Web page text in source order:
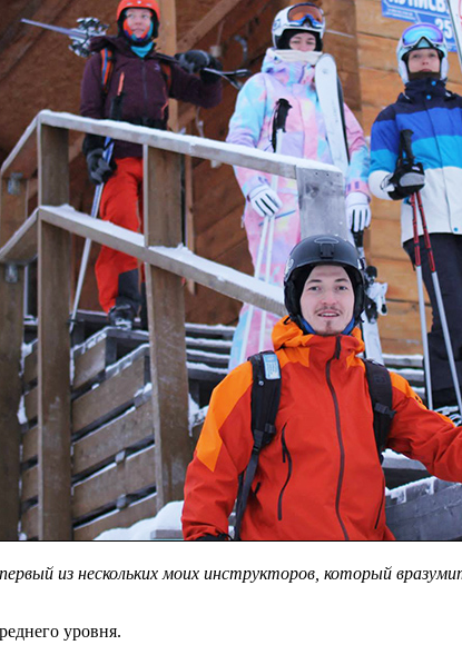
из нескольких моих инструкторов, который
уровня.